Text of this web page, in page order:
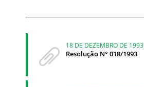
18 DE DEZEMBRO DE 1993
Resolução N° 018/1993